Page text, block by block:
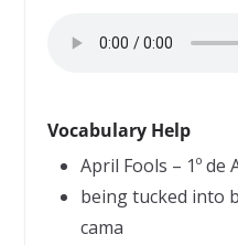
Vocabulary Help
April Fools – 1º de
being tucked into
cama